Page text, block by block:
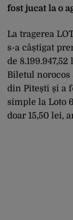
fost jucat la o
La tragerea
s-a câștigat
de
Biletul norocos
din Pitești și a
simple la Loto
doar 15,50 lei,